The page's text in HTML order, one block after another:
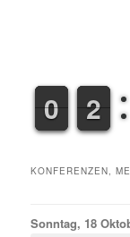
9
9
0
0 1
1
2
2
KONFERENZEN,
Sonntag, 18